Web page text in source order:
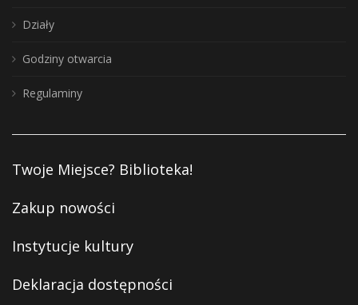
Działy
Godziny otwarcia
Regulaminy
Twoje Miejsce? Biblioteka!
Zakup nowości
Instytucje kultury
Deklaracja dostępności